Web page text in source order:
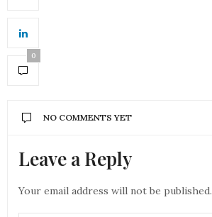
0
NO COMMENTS YET
Leave a Reply
Your email address will not be published.